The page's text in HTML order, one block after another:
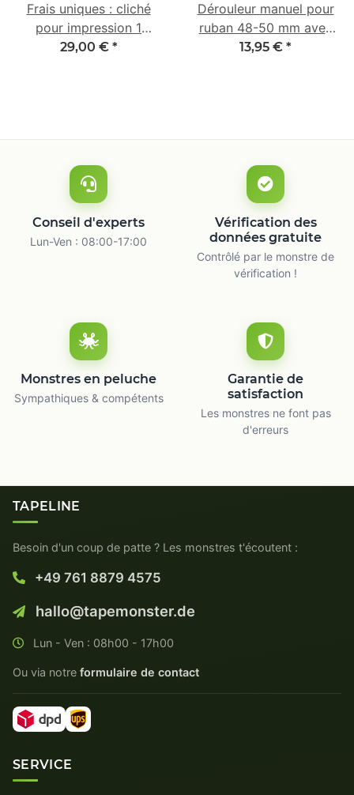
Frais uniques : cliché
pour impression 1
couleur
29,00 € *
Dérouleur manuel pour
ruban 48-50 mm avec
poignée 2K en
13,95 € *
Conseil d'experts
Lun-Ven : 08:00-17:00
Vérification des
données gratuite
Contrôlé par le monstre de
vérification !
Monstres en peluche
Sympathiques & compétents
Garantie de
satisfaction
Les monstres ne font pas
d'erreurs
TAPELINE
Besoin d'un coup de patte ? Les monstres t'écoutent :
+49 761 8879 4575
hallo@tapemonster.de
Lun - Ven : 08h00 - 17h00
Ou via notre formulaire de contact
SERVICE